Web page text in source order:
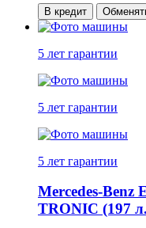
В кредит
5 лет гарантии
5 лет гарантии
5 лет гарантии
Mercedes-Benz
TRONIC (197